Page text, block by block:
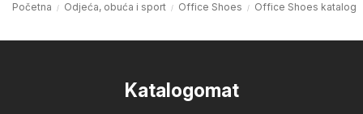
Početna Odjeća, obuća i sport Office Shoes Office Shoes katalog
Katalogomat